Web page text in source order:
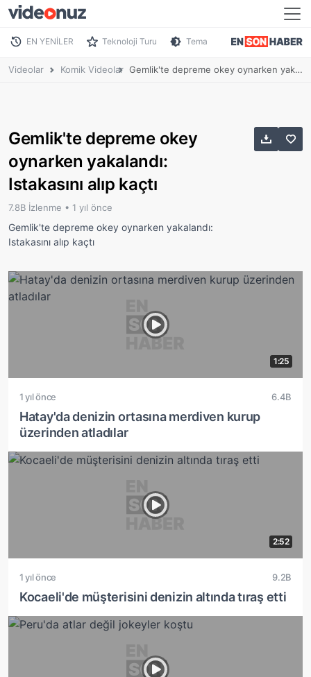
EN YENİLER Teknoloji Turu Tema
Videolar Komik Videolar Gemlik'te depreme okey oynarken yakalandı: Istakasını alıp kaçtı
Gemlik'te depreme okey
oynarken yakalandı:
Istakasını alıp kaçtı
7.8B İzlenme • 1 yıl önce
Gemlik'te depreme okey oynarken yakalandı:
Istakasını alıp kaçtı
1:25
1 yıl önce 6.4B
Hatay'da denizin ortasına merdiven kurup
üzerinden atladılar
2:52
1 yıl önce 9.2B
Kocaeli'de müşterisini denizin altında tıraş etti